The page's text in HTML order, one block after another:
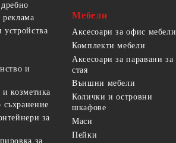
и
козметика
за
за
Мебели
Аксесоари за офис мебели
Комплекти мебели
Аксесоари за паравани за
стая
Външни мебели
Колички и островни
шкафове
Маси
Пейки